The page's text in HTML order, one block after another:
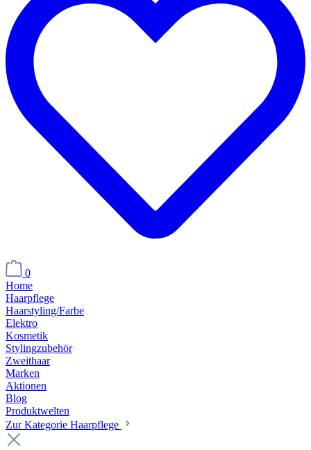
0
Home
Haarpflege
Haarstyling/Farbe
Elektro
Kosmetik
Stylingzubehör
Zweithaar
Marken
Aktionen
Blog
Produktwelten
Zur Kategorie Haarpflege